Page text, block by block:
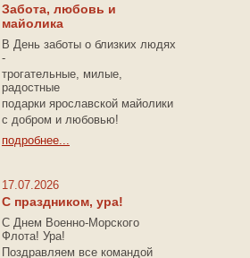
Забота, любовь и
майолика
В День заботы о близких людях
-
трогательные, милые,
радостные
подарки ярославской майолики
с добром и любовью!
подробнее...
17.07.2026
С праздником, ура!
С Днем Военно-Морского
Флота! Ура!
Поздравляем все командой